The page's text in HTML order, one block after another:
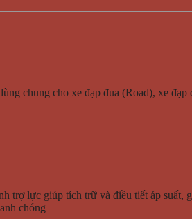
chung cho xe đạp đua (Road), xe
trợ lực giúp tích trữ và điều tiết áp suất,
chóng